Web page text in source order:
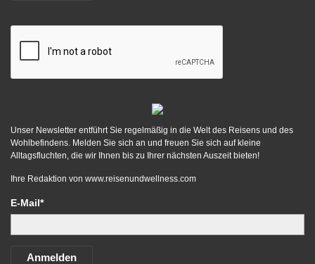
Unser Newsletter entführt Sie regelmäßig in die Welt des Reisens und des
Wohlbefindens. Melden Sie sich an und freuen Sie sich auf kleine
Alltagsfluchten, die wir Ihnen bis zu Ihrer nächsten Auszeit bieten!
Ihre Redaktion von www.reisenundwellness.com
E-Mail*
Anmelden